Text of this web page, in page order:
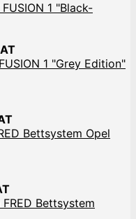
FUSION 1 "Black-
FUSION 1 "Grey Edition"
Bettsystem Opel
FRED Bettsystem